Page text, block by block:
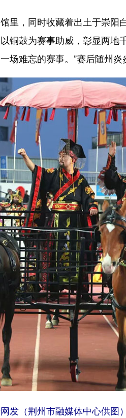
，同时收藏着出土于崇阳
铜鼓为赛事助威，彰显两地
难忘的赛事。”赛后随州炎
发（荆州市融媒体中心供图）